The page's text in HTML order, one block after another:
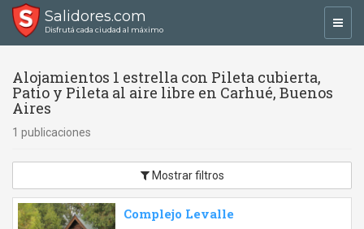
Salidores.com
Disfrutá cada ciudad al máximo
Alojamientos 1 estrella con Pileta cubierta,
Patio y Pileta al aire libre en Carhué, Buenos
Aires
1 publicaciones
Mostrar filtros
Complejo Levalle